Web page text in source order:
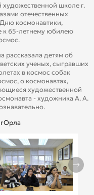
художественной школе г.
отечественных
космонавтики,
к 65-летнему юбилею
рассказала детям об
ученых, сыгравших
в космос собак
о космонавтах,
художественной
- художника А. А.